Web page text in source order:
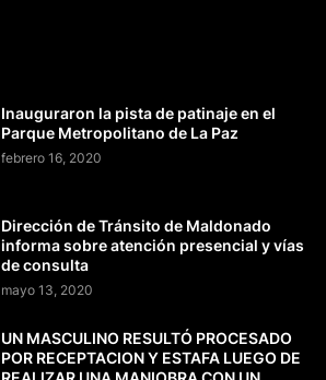
Inauguraron la pista de patinaje en el
Parque Metropolitano de La Paz
febrero 16, 2020
Dirección de Tránsito de Maldonado
informa sobre atención presencial y vías
de consulta
mayo 13, 2020
UN MASCULINO RESULTÓ PROCESADO
POR RECEPTACION Y ESTAFA LUEGO DE